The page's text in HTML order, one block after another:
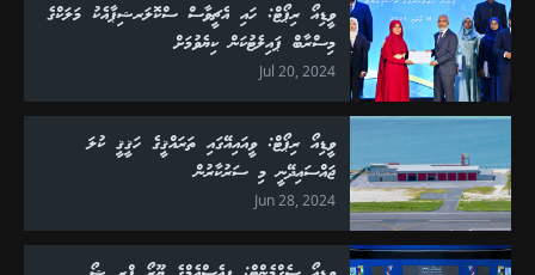
ވީޑިއޯ ރިޕޯޓް: ހައި އެޗީވާސް ސްކޮލަރޝިޕާއެކު މަލަކްގެ
މިސްރާބް ޕައިލެޓުކަން ކިޔެވުމަށް
Jul 20, 2024
ވީޑިއޯ ރިޕޯޓް: ވީއައިއޭގައި ތަރައްޤީގެ ހަޤީޤީ ކުލަ
ޖައްސައިދޭނީ މި ސަރުކާރުން
Jun 28, 2024